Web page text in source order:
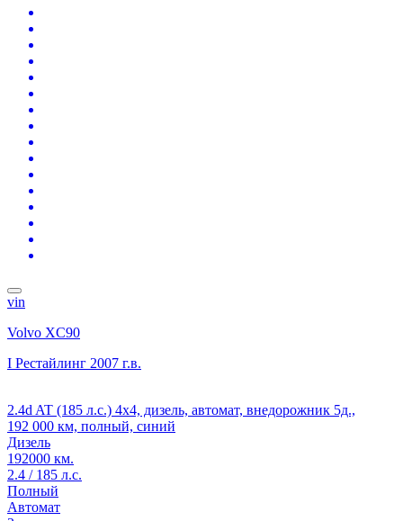
vin
Volvo XC90
I Рестайлинг 2007 г.в.
2.4d AT (185 л.с.) 4x4, дизель, автомат, внедорожник 5д.,
192 000 км, полный, синий
Дизель
192000 км.
2.4 / 185 л.с.
Полный
Автомат